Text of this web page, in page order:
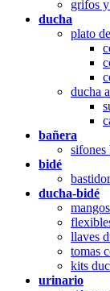
grifos
ducha
plato
ducha
bañera
sifones
bidé
ducha-bidé
llaves
tomas
kits
urinario